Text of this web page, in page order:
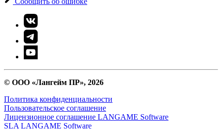
© ООО «Лангейм ПР», 2026
Политика конфиденциальности
Пользовательское соглашение
Лицензионное соглашение LANGAME Software
SLA LANGAME Software